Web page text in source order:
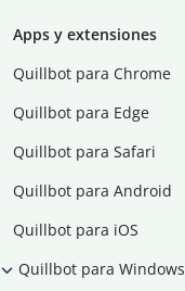
Apps y extensiones
Quillbot para Chrome
Quillbot para Edge
Quillbot para Safari
Quillbot para Android
Quillbot para iOS
Quillbot para Windows